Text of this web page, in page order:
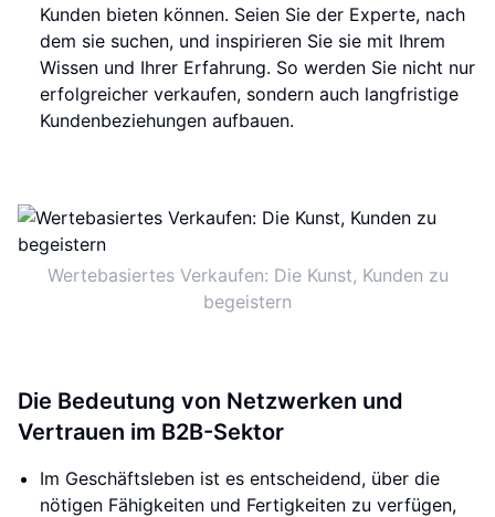
Kunden bieten können. Seien Sie der Experte, nach
dem sie suchen, und inspirieren Sie sie mit Ihrem
Wissen und Ihrer Erfahrung. So werden Sie nicht nur
erfolgreicher verkaufen, sondern auch langfristige
Kundenbeziehungen aufbauen.
Wertebasiertes Verkaufen: Die Kunst, Kunden zu
begeistern
Die Bedeutung von Netzwerken und
Vertrauen im B2B-Sektor
Im Geschäftsleben ist es entscheidend, über die
nötigen Fähigkeiten und Fertigkeiten zu verfügen,